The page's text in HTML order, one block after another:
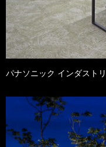
パナソニック インダスト